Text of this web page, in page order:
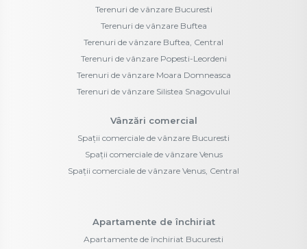
Terenuri de vânzare Bucuresti
Terenuri de vânzare Buftea
Terenuri de vânzare Buftea, Central
Terenuri de vânzare Popesti-Leordeni
Terenuri de vânzare Moara Domneasca
Terenuri de vânzare Silistea Snagovului
Vânzări comercial
Spații comerciale de vânzare Bucuresti
Spații comerciale de vânzare Venus
Spații comerciale de vânzare Venus, Central
Apartamente de închiriat
Apartamente de închiriat Bucuresti